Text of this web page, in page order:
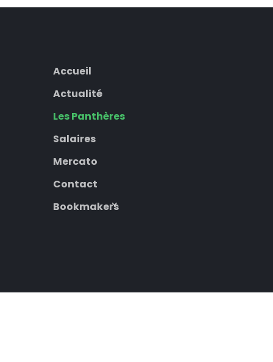
Accueil
Actualité
Les Panthères
Salaires
Mercato
Contact
Bookmakers